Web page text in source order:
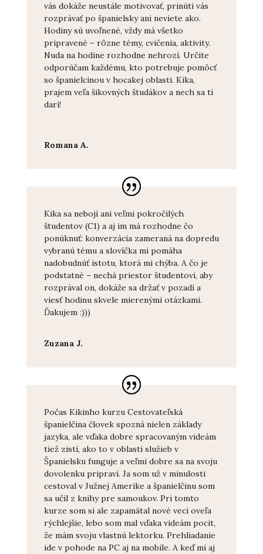
vás dokáže neustále motivovať, prinúti vás
rozprávať po španielsky ani neviete ako.
Hodiny sú uvoľnené, vždy má všetko
pripravené – rôzne témy, cvičenia, aktivity.
Nuda na hodine rozhodne nehrozí. Určite
odporúčam každému, kto potrebuje pomôcť
so španielcinou v hocakej oblasti. Kika,
prajem veľa šikovných študákov a nech sa ti
darí!
Romana A.
Kika sa nebojí ani veľmi pokročilých
študentov (C1) a aj im má rozhodne čo
ponúknuť: konverzácia zameraná na dopredu
vybranú tému a slovíčka mi pomáha
nadobudnúť istotu, ktorá mi chýba. A čo je
podstatné – nechá priestor študentovi, aby
rozprával on, dokáže sa držať v pozadí a
viesť hodinu skvele mierenými otázkami.
Ďakujem :)))
Zuzana J.
Počas Kikinho kurzu Cestovateľská
španielčina človek spozná nielen základy
jazyka, ale vďaka dobre spracovaným videám
tiež zistí, ako to v oblasti služieb v
Španielsku funguje a veľmi dobre sa na svoju
dovolenku pripraví. Ja som už v minulosti
cestoval v Južnej Amerike a španielčinu som
sa učil z knihy pre samoukov. Pri tomto
kurze som si ale zapamätal nové veci oveľa
rýchlejšie, lebo som mal vďaka videám pocit,
že mám svoju vlastnú lektorku. Prehliadanie
ide v pohode na PC aj na mobile. A keď mi aj